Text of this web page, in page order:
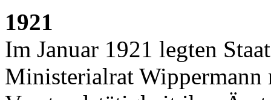
1921
Im Januar 1921 legten
Ministerialrat Wippermann